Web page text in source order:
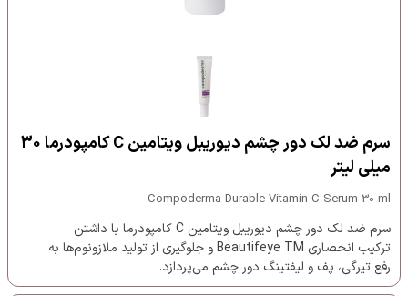
سرم ضد لک دور چشم دیوریبل ویتامین C کامپودرما 30
میلی لیتر
Compoderma Durable Vitamin C Serum 30 ml
سرم ضد لک دور چشم دیوریبل ویتامین C کامپودرما با داشتن
ترکیب انحصاری Beautifeye TM و جلوگیری از تولید ملازونوم‌ها به
رفع تیرگی، پف و لیفتینگ دور چشم می‌پردازد.